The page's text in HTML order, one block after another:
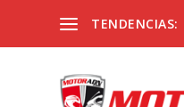
TENDENCIAS: